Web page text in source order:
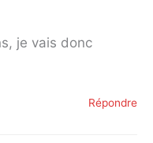
je vais donc
Répondre